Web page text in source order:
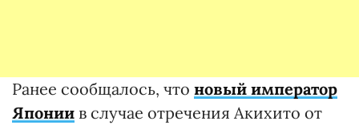
Ранее сообщалось, что новый император
Японии в случае отречения Акихито от